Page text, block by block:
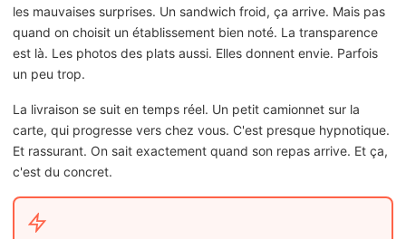
les mauvaises surprises. Un sandwich froid, ça arrive. Mais pas
quand on choisit un établissement bien noté. La transparence
est là. Les photos des plats aussi. Elles donnent envie. Parfois
un peu trop.
La livraison se suit en temps réel. Un petit camionnet sur la
carte, qui progresse vers chez vous. C'est presque hypnotique.
Et rassurant. On sait exactement quand son repas arrive. Et ça,
c'est du concret.